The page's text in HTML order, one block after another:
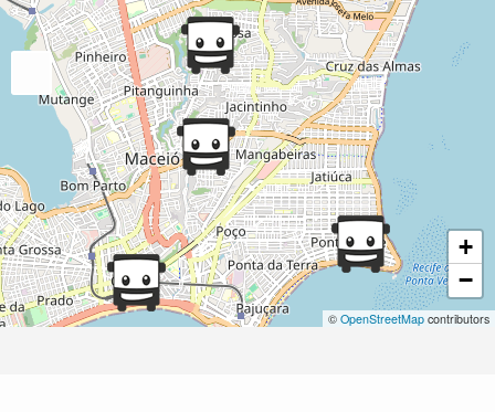
+
−
© OpenStreetMap contributors